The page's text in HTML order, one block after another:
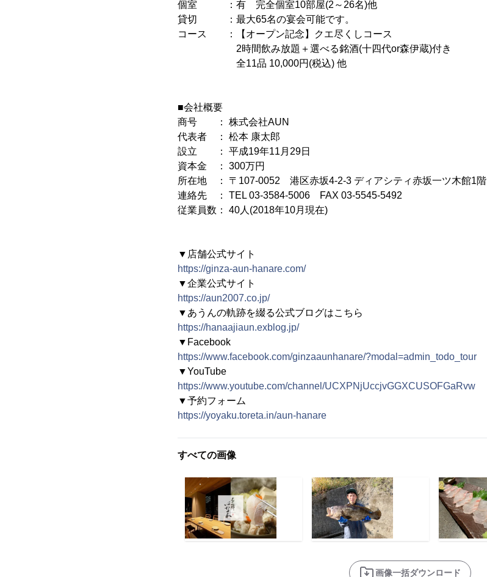
個室 ：有 完全個室10部屋(2～26名)他
貸切 ：最大65名の宴会可能です。
コース ：【オープン記念】クエ尽くしコース
2時間飲み放題＋選べる銘酒(十四代or森伊蔵)付き
全11品 10,000円(税込) 他
■会社概要
商号 ： 株式会社AUN
代表者 ： 松本 康太郎
設立 ： 平成19年11月29日
資本金 ： 300万円
所在地 ： 〒107-0052 港区赤坂4-2-3 ディアシティ赤坂一ツ木館1階
連絡先 ： TEL 03-3584-5006 FAX 03-5545-5492
従業員数： 40人(2018年10月現在)
▼店舗公式サイト
https://ginza-aun-hanare.com/
▼企業公式サイト
https://aun2007.co.jp/
▼あうんの軌跡を綴る公式ブログはこちら
https://hanaajiaun.exblog.jp/
▼Facebook
https://www.facebook.com/ginzaaunhanare/?modal=admin_todo_tour
▼YouTube
https://www.youtube.com/channel/UCXPNjUccjvGGXCUSOFGaRvw
▼予約フォーム
https://yoyaku.toreta.in/aun-hanare
すべての画像
画像一括ダウンロード